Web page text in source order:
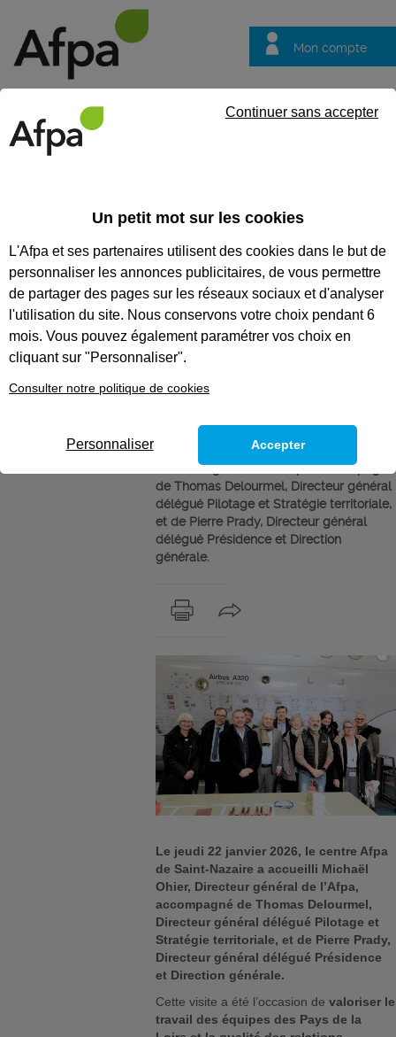
Mon compte
questions
Fil info
Visite de la
Direction Générale
à St-Nazaire : une
mise en lumière des
savoir-faire Afpa en
Pays de la Loire
Le jeudi 22 janvier 2026, le centre Afpa de
Saint-Nazaire a accueilli Michaël Ohier,
Directeur général de l’Afpa, accompagné
de Thomas Delourmel, Directeur général
délégué Pilotage et Stratégie territoriale,
et de Pierre Prady, Directeur général
délégué Présidence et Direction
générale.
Le jeudi 22 janvier 2026, le centre Afpa
de Saint-Nazaire a accueilli Michaël
Ohier, Directeur général de l’Afpa,
accompagné de Thomas Delourmel,
Directeur général délégué Pilotage et
Stratégie territoriale, et de Pierre Prady,
Directeur général délégué Présidence
et Direction générale.
Cette visite a été l’occasion de valoriser le
travail des équipes des Pays de la
Un petit mot sur les cookies
L'Afpa et ses partenaires utilisent des cookies dans le but de
personnaliser les annonces publicitaires, de vous permettre
de partager des pages sur les réseaux sociaux et d'analyser
l'utilisation du site. Nous conservons votre choix pendant 6
mois. Vous pouvez également paramétrer vos choix en
cliquant sur "Personnaliser".
Consulter notre politique de cookies
Continuer sans accepter
Personnaliser Accepter